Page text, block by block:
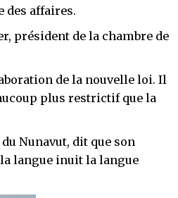
des affaires.
président de la chambre de
de la nouvelle loi. Il
plus restrictif que la
Nunavut, dit que son
langue inuit la langue